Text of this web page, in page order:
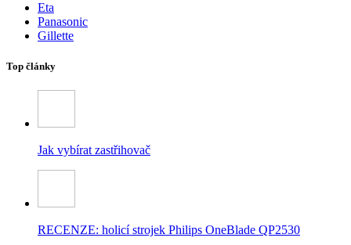
Eta
Panasonic
Gillette
Top články
Jak vybírat zastřihovač
RECENZE: holicí strojek Philips OneBlade QP2530